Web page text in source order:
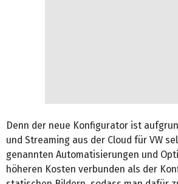
Denn der neue Konfigurator ist
und Streaming aus der Cloud für VW
genannten Automatisierungen und
höheren Kosten verbunden als der